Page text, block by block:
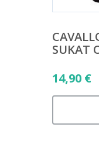
SUKAT
14,90 €